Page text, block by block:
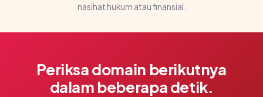
nasihat hukum atau finansial.
Periksa domain berikutnya
dalam beberapa detik.